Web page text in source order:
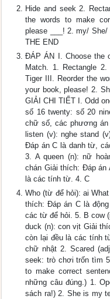
Hide and seek 2.
the words to make
please ___! 2. my/
THE END
ĐÁP ÁN I. Choose the
Match. 1. Rectangle
Tiger III. Reorder the
your book, please! 2.
GIẢI CHI TIẾT I. Odd
số 16 twenty: số 20
chữ số, các phương
listen (v): nghe stand
Đáp án C là danh từ,
3. A queen (n): nữ
chán Giải thích: Đáp án
là các tính từ. 4. C
Who (từ để hỏi): ai
thích: Đáp án C là
các từ để hỏi. 5. B cow
duck (n): con vịt Giải
còn lại đều là các tính
chữ nhật 2. Scared
seek: trò chơi trốn tìm
to make correct
những câu đúng.) 1.
sách ra!) 2. She is my